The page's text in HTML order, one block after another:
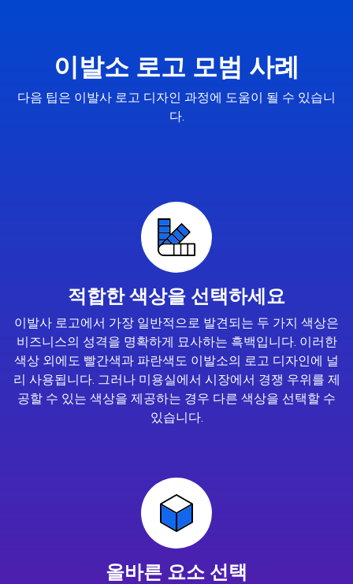
이발소 로고 모범 사례
다음 팁은 이발사 로고 디자인 과정에 도움이 될 수 있습니
다.
적합한 색상을 선택하세요
이발사 로고에서 가장 일반적으로 발견되는 두 가지 색상은
비즈니스의 성격을 명확하게 묘사하는 흑백입니다. 이러한
색상 외에도 빨간색과 파란색도 이발소의 로고 디자인에 널
리 사용됩니다. 그러나 미용실에서 시장에서 경쟁 우위를 제
공할 수 있는 색상을 제공하는 경우 다른 색상을 선택할 수
있습니다.
올바른 요소 선택